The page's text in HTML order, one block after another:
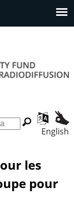
English
les
pour